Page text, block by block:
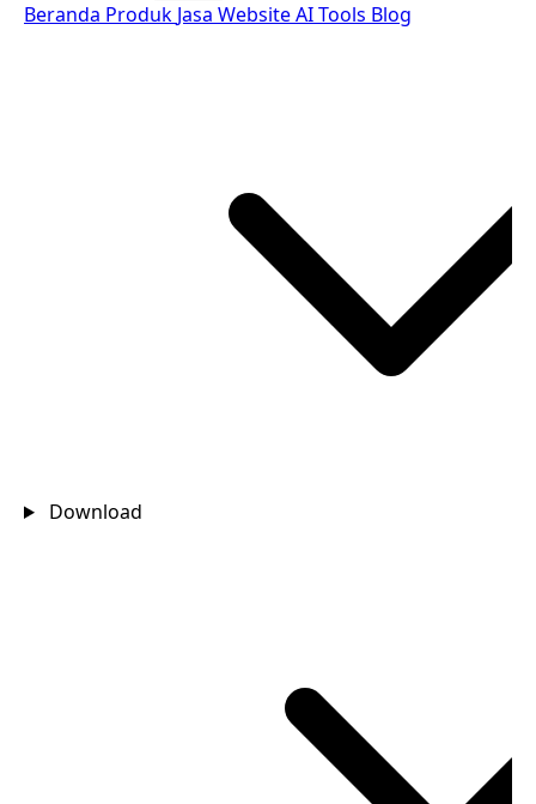
Beranda Produk Jasa WebsiteAI Tools Blog
Download